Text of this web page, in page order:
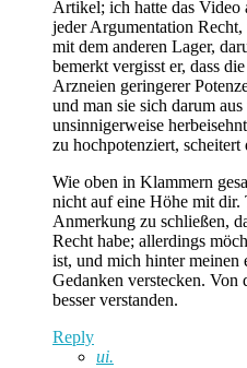
Artikel; ich hatte das Video
jeder Argumentation
mit dem anderen Lager,
bemerkt vergisst er, dass
Arzneien geringerer
und man sie sich darum
unsinnigerweise
zu hochpotenziert,
Wie oben in Klammern
nicht auf eine Höhe mit dir.
Anmerkung zu schließen,
Recht habe; allerdings
ist, und mich hinter meinen
Gedanken verstecken.
besser verstanden.
Reply
ui.